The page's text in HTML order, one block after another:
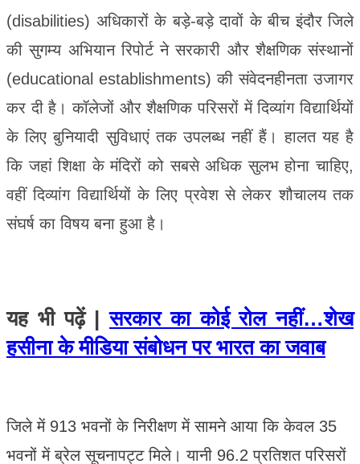
(disabilities) अधिकारों के बड़े-बड़े दावों के बीच इंदौर जिले
की सुगम्य अभियान रिपोर्ट ने सरकारी और शैक्षणिक संस्थानों
(educational establishments) की संवेदनहीनता उजागर
कर दी है। कॉलेजों और शैक्षणिक परिसरों में दिव्यांग विद्यार्थियों
के लिए बुनियादी सुविधाएं तक उपलब्ध नहीं हैं। हालत यह है
कि जहां शिक्षा के मंदिरों को सबसे अधिक सुलभ होना चाहिए,
वहीं दिव्यांग विद्यार्थियों के लिए प्रवेश से लेकर शौचालय तक
संघर्ष का विषय बना हुआ है।
यह भी पढ़ें |सरकार का कोई रोल नहीं…शेख
हसीना के मीडिया संबोधन पर भारत का जवाब
जिले में 913 भवनों के निरीक्षण में सामने आया कि केवल 35
भवनों में ब्रेल सूचनापट्ट मिले। यानी 96.2 प्रतिशत परिसरों